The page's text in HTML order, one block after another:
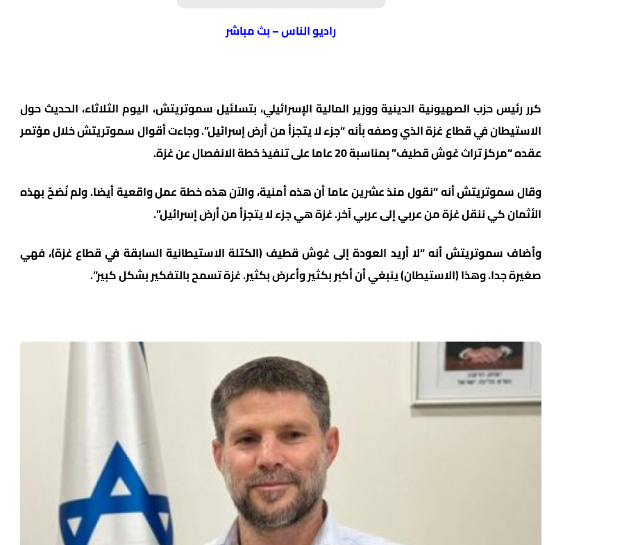
راديو الناس – بث مباشر
كرر رئيس حزب الصهيونية الدينية ووزير المالية الإسرائيلي، بتسلئيل سموتريتش، اليوم الثلاثاء، الحديث حول
الاستيطان في قطاع غزة الذي وصفه بأنه “جزء لا يتجزأ من أرض إسرائيل”. وجاءت أقوال سموتريتش خلال مؤتمر
عقده “مركز تراث غوش قطيف” بمناسبة 20 عاما على تنفيذ خطة الانفصال عن غزة.
وقال سموتريتش أنه “نقول منذ عشرين عاما أن هذه أمنية، والآن هذه خطة عمل واقعية أيضا. ولم نُضحّ بهذه
الأثمان كي ننقل غزة من عربي إلى عربي آخر. غزة هي جزء لا يتجزأ من أرض إسرائيل”.
وأضاف سموتريتش أنه “لا أريد العودة إلى غوش قطيف (الكتلة الاستيطانية السابقة في قطاع غزة)، فهي
صغيرة جدا. وهذا (الاستيطان) ينبغي أن أكبر بكثير وأعرض بكثير. غزة تسمح بالتفكير بشكل كبير”.